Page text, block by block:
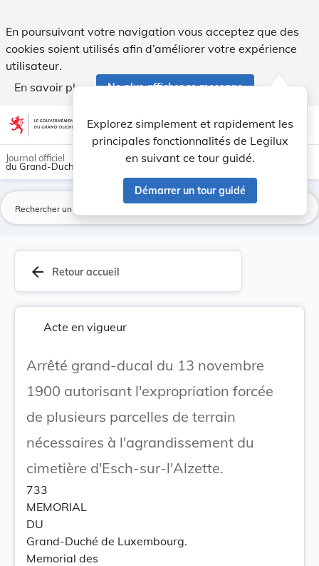
En poursuivant votre navigation vous acceptez que des
cookies soient utilisés afin d’améliorer votre expérience
utilisateur.
En savoir plus
Ne plus afficher ce message
Aller au contenu account_circle help Aide
Explorez simplement et rapidement les
principales fonctionnalités de Legilux
en suivant ce tour guidé.
Démarrer un tour guidé
light_mode dark_mode
Journal officiel
du Grand-Duché de Luxembourg
arrow_back Retour accueil
Acte en vigueur
Arrêté grand-ducal du 13 novembre
1900 autorisant l'expropriation forcée
de plusieurs parcelles de terrain
nécessaires à l'agrandissement du
cimetière d'Esch-sur-l'Alzette.
733
MEMORIAL
DU
Grand-Duché de Luxembourg.
Memorial des